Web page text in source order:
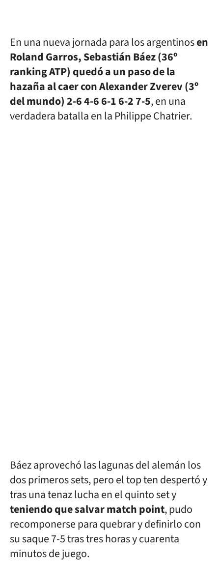
En una nueva jornada para los argentinosen
Roland Garros, Sebastián Báez (36º
ranking ATP) quedó a un paso de la
hazaña al caer con Alexander Zverev (3º
del mundo) 2-6 4-6 6-1 6-2 7-5, en una
verdadera batalla en la Philippe Chatrier.
Báez aprovechó las lagunas del alemán los
dos primeros sets, pero el top ten despertó y
tras una tenaz lucha en el quinto set y
teniendo que salvar match point, pudo
recomponerse para quebrar y definirlo con
su saque 7-5 tras tres horas y cuarenta
minutos de juego.